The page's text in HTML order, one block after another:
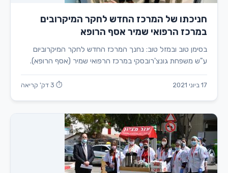
חניכתו של המרכז החדש לחקר המיקרובים
במרכז הרפואי שמיר אסף הרופא
בסימן טוב ובמזל טוב: נחנך המרכז החדש לחקר המיקרוביום
ע"ש משפחת גונצ'רובסקי במרכז הרפואי שמיר (אסף הרופא).
17 ביוני 2021 ⏱ 3 דק' קריאה